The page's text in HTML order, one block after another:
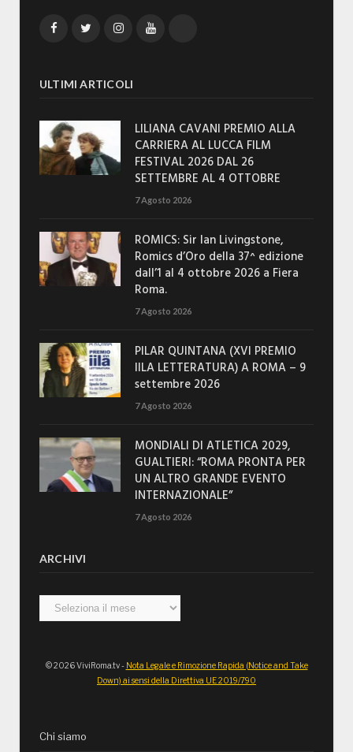
FacebookTwitterInstagramYouTube
ULTIMI ARTICOLI
LILIANA CAVANI PREMIO ALLA
CARRIERA AL LUCCA FILM
FESTIVAL 2026 DAL 26
SETTEMBRE AL 4 OTTOBRE
7 Agosto 2026
ROMICS: Sir Ian Livingstone,
Romics d’Oro della 37^ edizione
dall’1 al 4 ottobre 2026 a Fiera
Roma.
7 Agosto 2026
PILAR QUINTANA (XVI PREMIO
IILA LETTERATURA) A ROMA – 9
settembre 2026
7 Agosto 2026
MONDIALI DI ATLETICA 2029,
GUALTIERI: “ROMA PRONTA PER
UN ALTRO GRANDE EVENTO
INTERNAZIONALE”
7 Agosto 2026
ARCHIVI
Archivi
© 2026 ViviRoma.tv - Nota Legale e Rimozione Rapida (Notice and Take
Down) ai sensi della Direttiva UE 2019/790
Chi siamo